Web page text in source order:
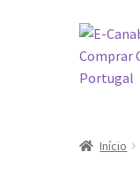
Ir
para
a
Saltar
para
o
Início